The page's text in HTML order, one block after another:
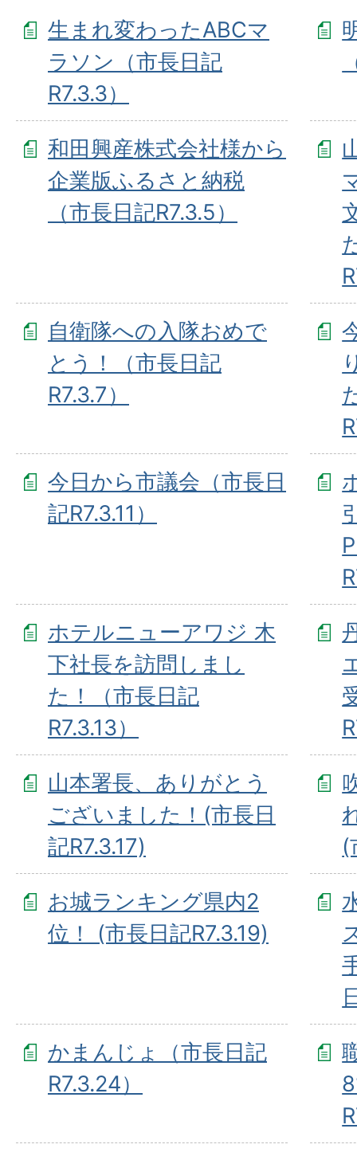
生まれ変わったABCマ
ラソン（市長日記
R7.3.3）
和田興産株式会社様から
企業版ふるさと納税
（市長日記R7.3.5）
自衛隊への入隊おめで
とう！（市長日記
R7.3.7）
今日から市議会（市長日
記R7.3.11）
ホテルニューアワジ 木
下社長を訪問しまし
た！（市長日記
R7.3.13）
山本署長、ありがとう
ございました！(市長日
記R7.3.17)
(
お城ランキング県内2
位！ (市長日記R7.3.19)
かまんじょ（市長日記
R7.3.24）